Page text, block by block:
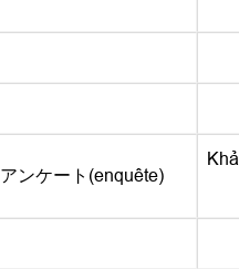
アンケート(enquête)